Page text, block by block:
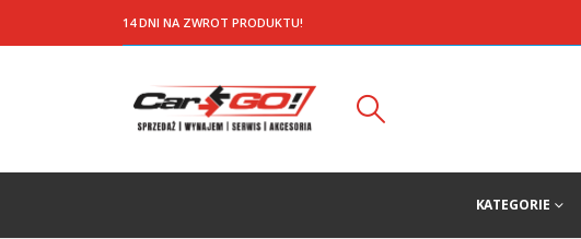
14 DNI NA ZWROT PRODUKTU!
KATEGORIE